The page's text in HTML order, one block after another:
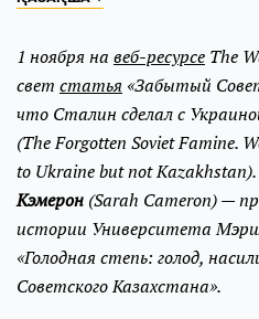
1 ноября на веб-ресурсе The
свет статья «Забытый
что Сталин сделал с
(The Forgotten Soviet Famine.
to Ukraine but not
Кэмерон (Sarah Cameron) —
истории Университета
«Голодная степь: голод,
Советского Казахстана».